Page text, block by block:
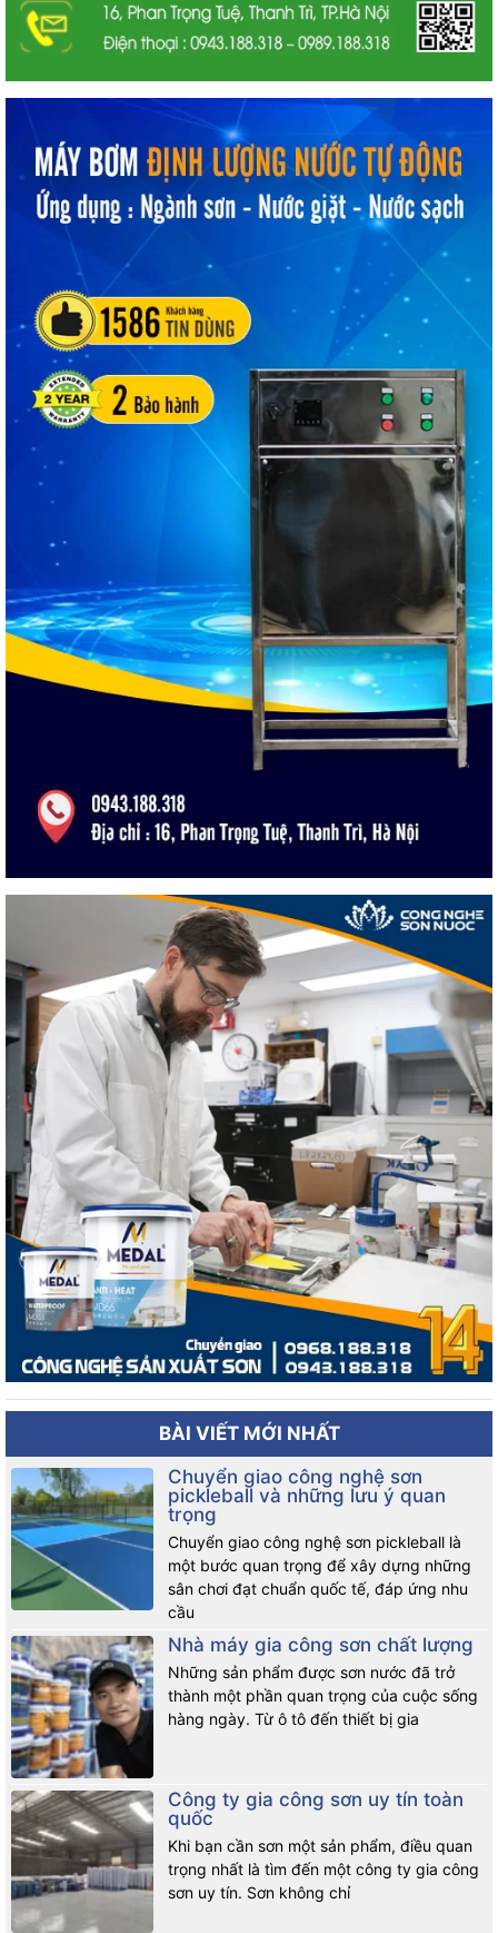
Với tiềm năng kho bãi và nhà xưởng quy mô lớn, sản phẩm đa
dạng chủng loại và dòng sơn kết hợp với đội ngũ kỹ thuật
chuyên nghiệ. Hy vọng chúng tôi sẽ mang đến sự hài lòng
tuyệt đối trong việcgia công sơncho quý khách.
Các sản phẩm sơn nước mà chúng tôi gia
công sơn
Sơn siêu bóng ngoại thất.
Sơn bóng mờ lau chùi cao cấp ngoại thất.
Sơn bóng mờ lau chùi tối cao cấp nội thất
Sơn kinh tế mịn ngoại thất.
Sơn Kinh tế mịn nội thất.
Sơn lót chống kiềm 2 in 1.
Sơn lót chống kiềm cao cấp 2 in 1.
Chống thấm xi măng cao cấp.
Keo bóng trong suốt phủ bề mặt sơn.
Bột trét nội thất kinh tế.
Bột trét nội thất cao cấp.
Bột trét ngoại thất kinh tế .
Cam kết về chất lượng sản phẩm sơn nước
Sơn có độ bám đính, độ phủ, độ mịn, độ trắng cao.
Màng sơn siêu bóng, sang trọng, chống bám bụi tuyệt đối
Dàn phẳng đều bề mặt thi công, dễ thi công
Lau chùi, rửa tối đa khi bị bẩn do dầu, nhớt,….
BÀI VIẾT MỚI NHẤT
Chuyển giao công nghệ sơn
pickleball và những lưu ý quan
trọng
Chuyển giao công nghệ sơn pickleball là
một bước quan trọng để xây dựng những
sân chơi đạt chuẩn quốc tế, đáp ứng nhu
cầu
Nhà máy gia công sơn chất lượng
Những sản phẩm được sơn nước đã trở
thành một phần quan trọng của cuộc sống
hàng ngày. Từ ô tô đến thiết bị gia
Công ty gia công sơn uy tín toàn
quốc
Khi bạn cần sơn một sản phẩm, điều quan
trọng nhất là tìm đến một công ty gia công
sơn uy tín. Sơn không chỉ